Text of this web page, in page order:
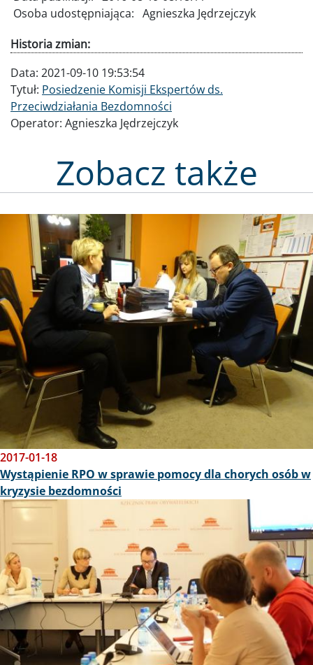
Osoba udostępniająca: Agnieszka Jędrzejczyk
Historia zmian:
Data: 2021-09-10 19:53:54
Tytuł: Posiedzenie Komisji Ekspertów ds.
Przeciwdziałania Bezdomności
Operator: Agnieszka Jędrzejczyk
Zobacz także
Obraz
2017-01-18
Wystąpienie RPO w sprawie pomocy dla chorych osób w
kryzysie bezdomności
Obraz